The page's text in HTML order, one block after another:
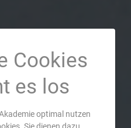
Cookies
es los
optimal nutzen
Sie dienen dazu,